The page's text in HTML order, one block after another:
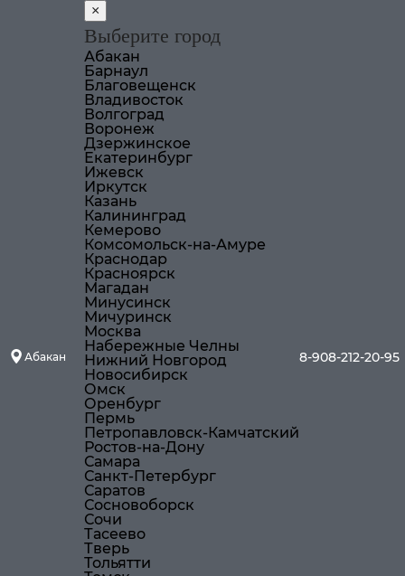
Абакан
×
Выберите город
Абакан
Барнаул
Благовещенск
Владивосток
Волгоград
Воронеж
Дзержинское
Екатеринбург
Ижевск
Иркутск
Казань
Калининград
Кемерово
Комсомольск-на-Амуре
Краснодар
Красноярск
Магадан
Минусинск
Мичуринск
Москва
Набережные Челны
Нижний Новгород
Новосибирск
Омск
Оренбург
Пермь
Петропавловск-Камчатский
Ростов-на-Дону
Самара
Санкт-Петербург
Саратов
Сосновоборск
Сочи
Тасеево
Тверь
Тольятти
8-908-212-20-95